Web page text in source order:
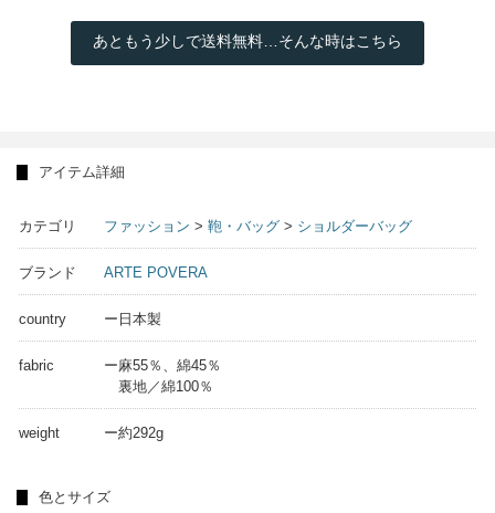
あともう少しで送料無料…そんな時はこちら
アイテム詳細
カテゴリ ファッション > 鞄・バッグ > ショルダーバッグ
ブランド ARTE POVERA
country ー日本製
fabric
ー麻55％、綿45％
裏地／綿100％
weight ー約292g
色とサイズ